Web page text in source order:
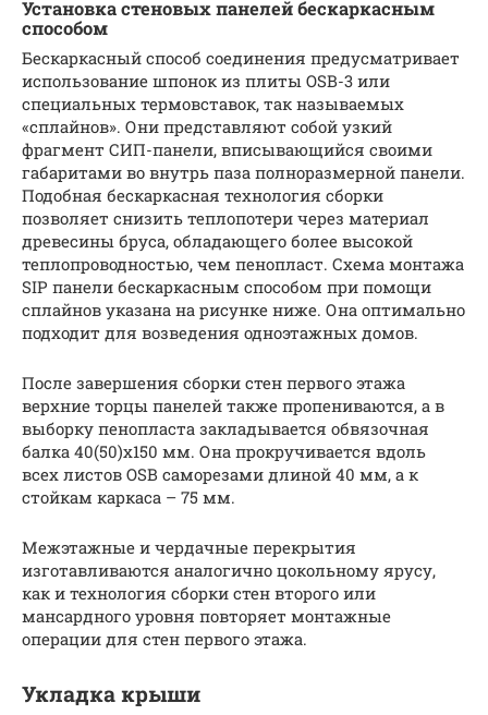
Установка стеновых панелей бескаркасным
способом
Бескаркасный способ соединения предусматривает
использование шпонок из плиты OSB-3 или
специальных термовставок, так называемых
«сплайнов». Они представляют собой узкий
фрагмент СИП-панели, вписывающийся своими
габаритами во внутрь паза полноразмерной панели.
Подобная бескаркасная технология сборки
позволяет снизить теплопотери через материал
древесины бруса, обладающего более высокой
теплопроводностью, чем пенопласт. Схема монтажа
SIP панели бескаркасным способом при помощи
сплайнов указана на рисунке ниже. Она оптимально
подходит для возведения одноэтажных домов.
После завершения сборки стен первого этажа
верхние торцы панелей также пропениваются, а в
выборку пенопласта закладывается обвязочная
балка 40(50)х150 мм. Она прокручивается вдоль
всех листов OSB саморезами длиной 40 мм, а к
стойкам каркаса – 75 мм.
Межэтажные и чердачные перекрытия
изготавливаются аналогично цокольному ярусу,
как и технология сборки стен второго или
мансардного уровня повторяет монтажные
операции для стен первого этажа.
Укладка крыши